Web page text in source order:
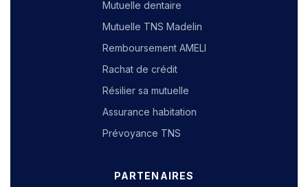
Mutuelle dentaire
Mutuelle TNS Madelin
Remboursement AMELI
Rachat de crédit
Résilier sa mutuelle
Assurance habitation
Prévoyance TNS
PARTENAIRES